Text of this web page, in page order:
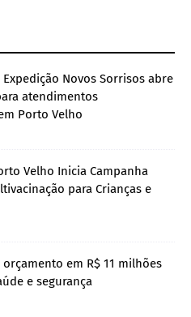
Novos Sorrisos abre
atendimentos
Porto Velho
Velho Inicia Campanha
para Crianças e
em R$ 11 milhões
e segurança